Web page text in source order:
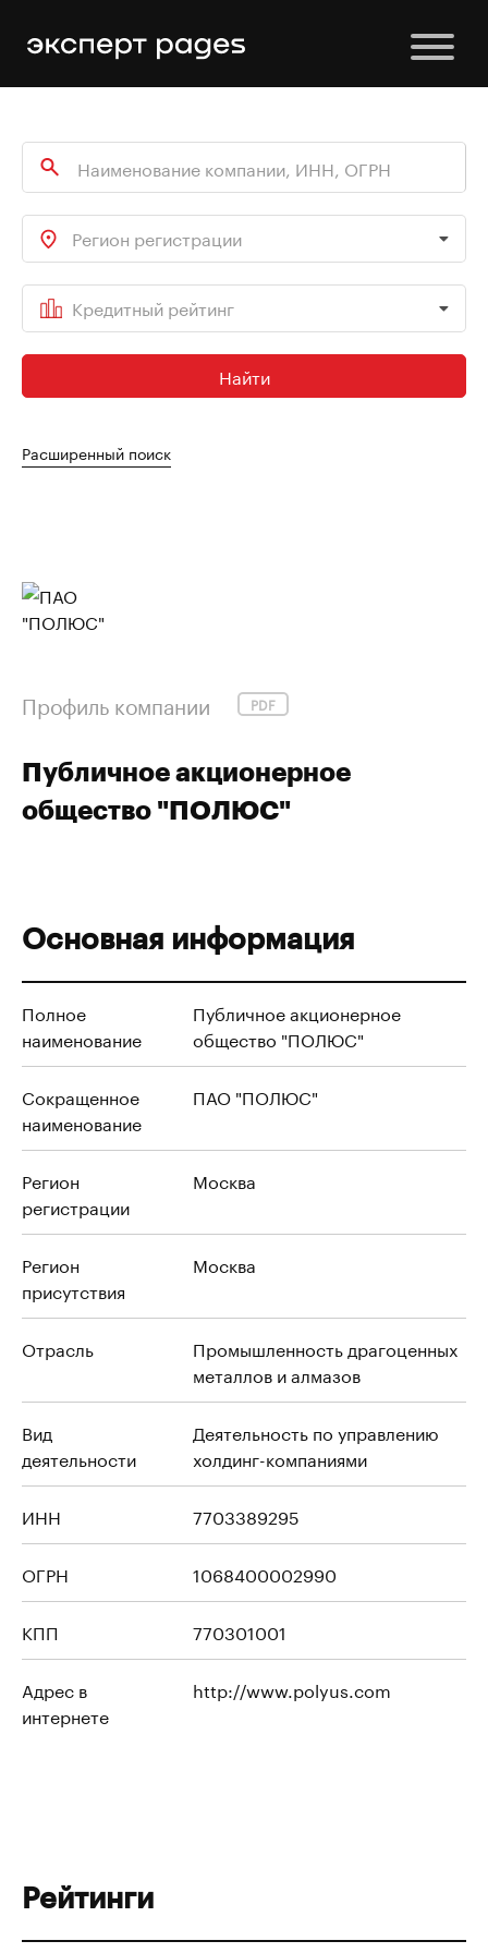
Регион регистрации
Кредитный рейтинг
Найти
Расширенный поиск
Профиль компании PDF
Публичное акционерное
общество "ПОЛЮС"
Основная информация
Полное
наименование
Публичное акционерное
общество "ПОЛЮС"
Сокращенное
наименование
ПАО "ПОЛЮС"
Регион
регистрации
Москва
Регион
присутствия
Москва
Отрасль
Промышленность драгоценных
металлов и алмазов
Вид
деятельности
Деятельность по управлению
холдинг-компаниями
ИНН 7703389295
ОГРН 1068400002990
КПП 770301001
Адрес в
интернете
http://www.polyus.com
Рейтинги